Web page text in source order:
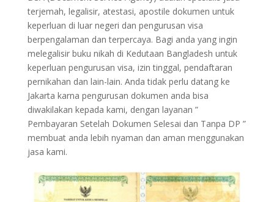
terjemah, legalisir, atestasi, apostile dokumen untuk
keperluan di luar negeri dan pengurusan visa
berpengalaman dan terpercaya. Bagi anda yang ingin
melegalisir buku nikah di Kedutaan Bangladesh untuk
keperluan pengurusan visa, izin tinggal, pendaftaran
pernikahan dan lain-lain. Anda tidak perlu datang ke
Jakarta karna pengurusan dokumen anda bisa
diwakilakan kepada kami, dengan layanan ”
Pembayaran Setelah Dokumen Selesai dan Tanpa DP ”
membuat anda lebih nyaman dan aman menggunakan
jasa kami.